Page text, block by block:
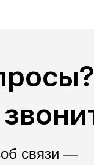
связи —